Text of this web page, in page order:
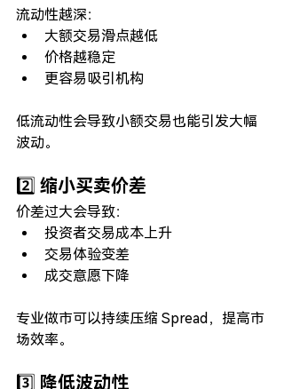
流动性越深：
大额交易滑点越低
价格越稳定
更容易吸引机构
低流动性会导致小额交易也能引发大幅
波动。
2️⃣ 缩小买卖价差
价差过大会导致：
投资者交易成本上升
交易体验变差
成交意愿下降
专业做市可以持续压缩 Spread，提高市
场效率。
3️⃣ 降低波动性